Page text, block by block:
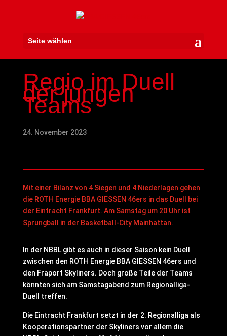
Seite wählen
Regio im Duell
der jungen
Teams
24. November 2023
Mit einer Bilanz von 4 Siegen und 4 Niederlagen gehen
die ROTH Energie BBA GIESSEN 46ers in das Duell bei
der Eintracht Frankfurt. Am Samstag um 20 Uhr ist
Sprungball in der Basketball-City Mainhattan.
In der NBBL gibt es auch in dieser Saison kein Duell
zwischen den ROTH Energie BBA GIESSEN 46ers und
den Fraport Skyliners. Doch große Teile der Teams
könnten sich am Samstagabend zum Regionalliga-
Duell treffen.
Die Eintracht Frankfurt setzt in der 2. Regionalliga als
Kooperationspartner der Skyliners vor allem die